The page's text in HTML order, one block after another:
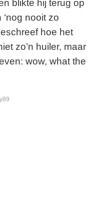
blikte hij terug op
nooit zo
hoe het
zo’n huiler, maar
wow, what the